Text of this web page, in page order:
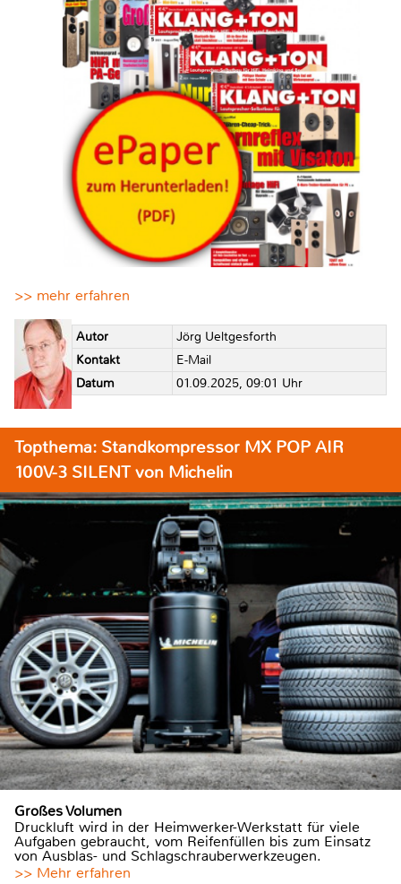
>> mehr erfahren
Autor
Jörg Ueltgesforth
Kontakt
E-Mail
Datum
01.09.2025, 09:01 Uhr
Topthema: Standkompressor MX POP AIR
100V-3 SILENT von Michelin
Großes Volumen
Druckluft wird in der Heimwerker-Werkstatt für viele
Aufgaben gebraucht, vom Reifenfüllen bis zum Einsatz
von Ausblas- und Schlagschrauberwerkzeugen.
>> Mehr erfahren